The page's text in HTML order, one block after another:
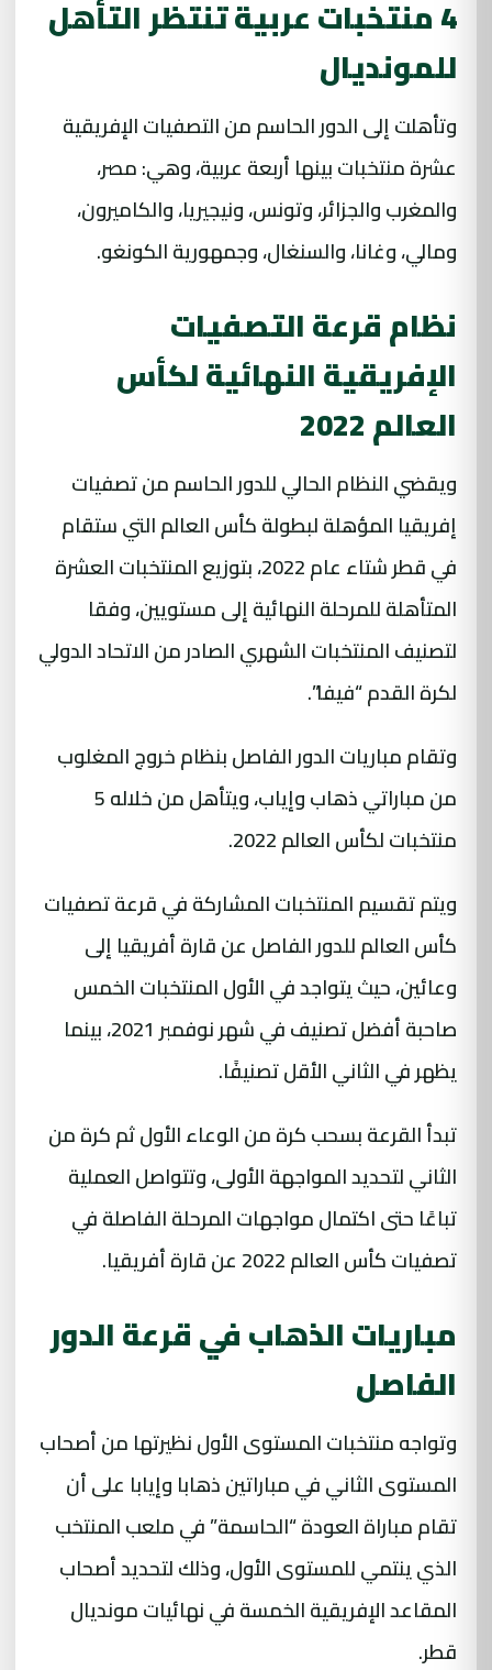
4 منتخبات عربية تنتظر التأهل
للمونديال
وتأهلت إلى الدور الحاسم من التصفيات الإفريقية
عشرة منتخبات بينها أربعة عربية، وهي: مصر،
والمغرب والجزائر، وتونس، ونيجيريا، والكاميرون،
ومالي، وغانا، والسنغال، وجمهورية الكونغو.
نظام قرعة التصفيات
الإفريقية النهائية لكأس
العالم 2022
ويقضي النظام الحالي للدور الحاسم من تصفيات
إفريقيا المؤهلة لبطولة كأس العالم التي ستقام
في قطر شتاء عام 2022، بتوزيع المنتخبات العشرة
المتأهلة للمرحلة النهائية إلى مستويين، وفقا
لتصنيف المنتخبات الشهري الصادر من الاتحاد الدولي
لكرة القدم “فيفا”.
وتقام مباريات الدور الفاصل بنظام خروج المغلوب
من مباراتي ذهاب وإياب، ويتأهل من خلاله 5
منتخبات لكأس العالم 2022.
ويتم تقسيم المنتخبات المشاركة في قرعة تصفيات
كأس العالم للدور الفاصل عن قارة أفريقيا إلى
وعائين، حيث يتواجد في الأول المنتخبات الخمس
صاحبة أفضل تصنيف في شهر نوفمبر 2021، بينما
يظهر في الثاني الأقل تصنيفًا.
تبدأ القرعة بسحب كرة من الوعاء الأول ثم كرة من
الثاني لتحديد المواجهة الأولى، وتتواصل العملية
تباعًا حتى اكتمال مواجهات المرحلة الفاصلة في
تصفيات كأس العالم 2022 عن قارة أفريقيا.
مباريات الذهاب في قرعة الدور
الفاصل
وتواجه منتخبات المستوى الأول نظيرتها من أصحاب
المستوى الثاني في مباراتين ذهابا وإيابا على أن
تقام مباراة العودة “الحاسمة” في ملعب المنتخب
الذي ينتمي للمستوى الأول، وذلك لتحديد أصحاب
المقاعد الإفريقية الخمسة في نهائيات مونديال
قطر.